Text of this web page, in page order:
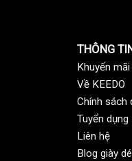
THÔNG
Khuyến mãi
Về KEEDO
Chính sách
Tuyển dụng
Liên hệ
Blog giày